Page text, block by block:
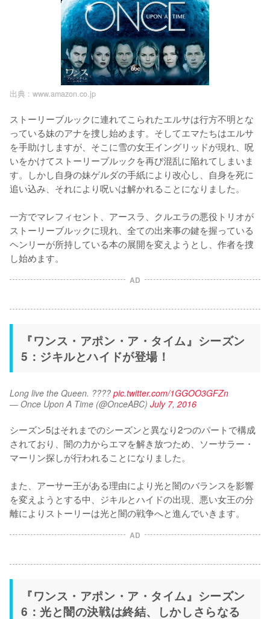
出典 : www.amazon.co.jp
ストーリーブルックに連れてこられたエルサは行方不明とな
っている妹のアナを捜し始めます。そしてエマたちはエルサ
を手助けしますが、そこに雪の女王イングリッドが現れ、呪
いをかけてストーリーブルックを再び混乱に陥れてしまいま
す。しかし自身の妹ゲルダの手紙により改心し、自身を死に
追い込み、それにより呪いは解かれることになりました。
一方でマレフィセント、アースラ、クルエラの悪役トリオが
ストーリーブルックに現れ、全ての出来事の鍵を握っている
ヘンリーが所持している本の展開を変えようとし、作者を捜
AD
『ワンス・アポン・ア・タイム』シーズン
5：ジキルとハイドが登場！
Long live the Queen. ???? pic.twitter.com/1GGOO3GFZn
— Once Upon A Time (@OnceABC) July 7, 2016
シーズン5はそれまでのシーズンと異なり2つのパートで構成
されており、闇の力からエマを解き放つため、ソーサラー・
マーリン探しが行われることになりました。
また、アーサー王がある理由により光と闇のバランスを影響
を変えようとする中、ジキルとハイドの出現、悪い女王の分
AD
『ワンス・アポン・ア・タイム』シーズン
6：光と闇の決戦は終結、しかしさらなる